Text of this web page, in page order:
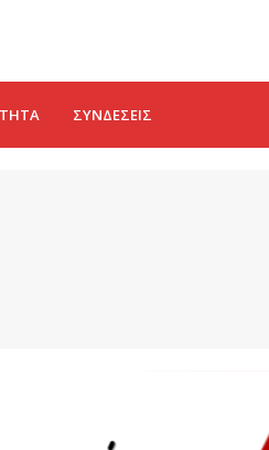
ΣΥΝΔΈΣΕΙΣ